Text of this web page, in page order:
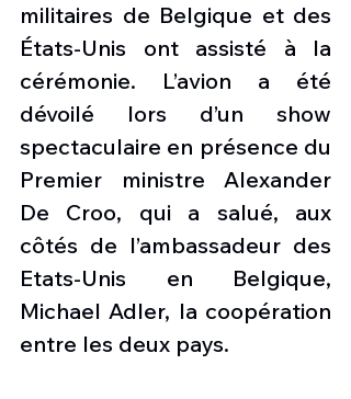
militaires de Belgique et des
États-Unis ont assisté à la
cérémonie. L’avion a été
dévoilé lors d’un show
spectaculaire en présence du
Premier ministre Alexander
De Croo, qui a salué, aux
côtés de l’ambassadeur des
Etats-Unis en Belgique,
Michael Adler, la coopération
entre les deux pays.